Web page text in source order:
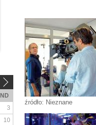
źródło: Nieznane
ND
3
10